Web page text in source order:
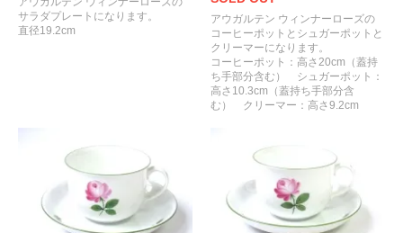
サラダプレートになります。
直径19.2cm
アウガルテン ウィンナーローズの
コーヒーポットとシュガーポットと
クリーマーになります。
コーヒーポット：高さ20cm（蓋持
ち手部分含む） シュガーポット：
高さ10.3cm（蓋持ち手部分含
む） クリーマー：高さ9.2cm